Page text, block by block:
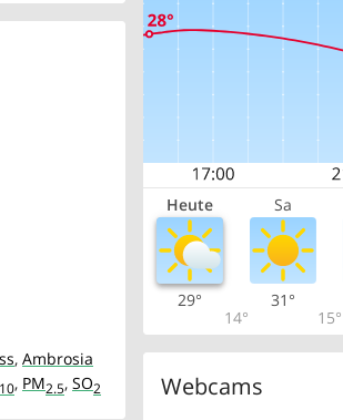
, Ambrosia
10, PM2.5, SO2
Heute Sa
29°
14°
31°
15°
Webcams